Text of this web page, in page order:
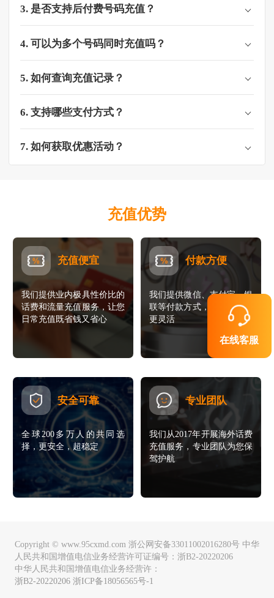
在线客服
3. 是否支持后付费号码充值？
4. 可以为多个号码同时充值吗？
5. 如何查询充值记录？
6. 支持哪些支付方式？
7. 如何获取优惠活动？
充值优势
充值便宜
我们提供业内极具性价比的
话费和流量充值服务，让您
日常充值既省钱又省心
付款方便
我们提供微信、支付宝、银
联等付款方式，让您的支付
更灵活
安全可靠
全球200多万人的共同选
择，更安全，超稳定
专业团队
我们从2017年开展海外话费
充值服务，专业团队为您保
驾护航
Copyright © www.95cxmd.com 浙公网安备33011002016280号 中华
人民共和国增值电信业务经营许可证编号：浙B2-20220206
中华人民共和国增值电信业务经营许：
浙B2-20220206 浙ICP备18056565号-1